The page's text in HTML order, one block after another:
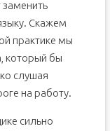
заменить
Скажем
практике мы
который бы
слушая
на работу.
сильно